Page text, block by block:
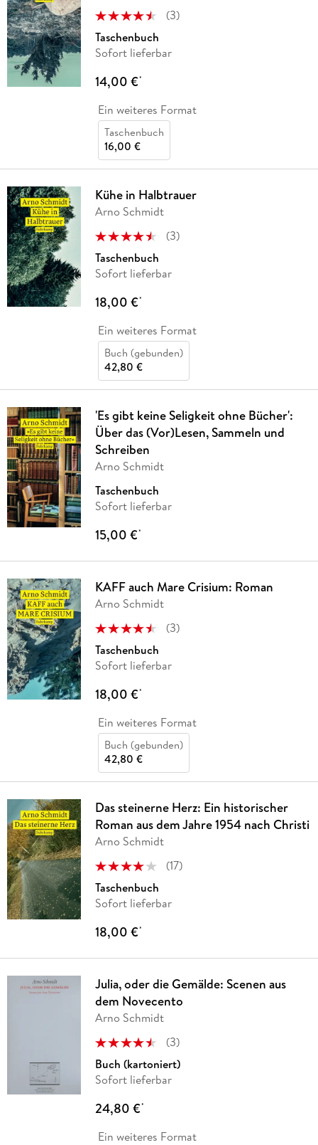
(3)
Taschenbuch
Sofort lieferbar
14,00 €*
Ein weiteres Format
Taschenbuch
16,00 €
Kühe in Halbtrauer
Arno Schmidt
(3)
Taschenbuch
Sofort lieferbar
18,00 €*
Ein weiteres Format
Buch (gebunden)
42,80 €
'Es gibt keine Seligkeit ohne Bücher':
Über das (Vor)Lesen, Sammeln und
Schreiben
Arno Schmidt
Taschenbuch
Sofort lieferbar
15,00 €*
KAFF auch Mare Crisium: Roman
Arno Schmidt
(3)
Taschenbuch
Sofort lieferbar
18,00 €*
Ein weiteres Format
Buch (gebunden)
42,80 €
Das steinerne Herz: Ein historischer
Roman aus dem Jahre 1954 nach Christi
Arno Schmidt
(17)
Taschenbuch
Sofort lieferbar
18,00 €*
Julia, oder die Gemälde: Scenen aus
dem Novecento
Arno Schmidt
(3)
Buch (kartoniert)
Sofort lieferbar
24,80 €*
Ein weiteres Format